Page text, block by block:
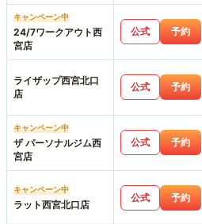
キャンペーン中
24/7ワークアウト西
宮店
公式 予約
ライザップ西宮北口
店
公式 予約
キャンペーン中
ザ パーソナルジム西
宮店
公式 予約
キャンペーン中
ラット西宮北口店
公式 予約